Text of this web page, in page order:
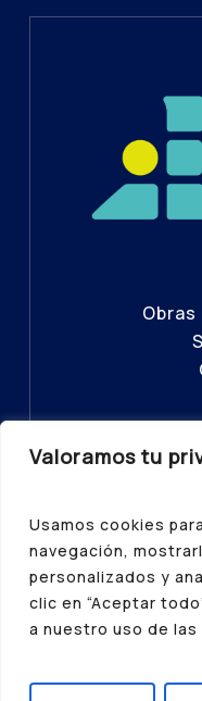
Valoramos tu
Usamos cookies
navegación,
personalizados y
clic en “Aceptar
a nuestro uso de las
Política de